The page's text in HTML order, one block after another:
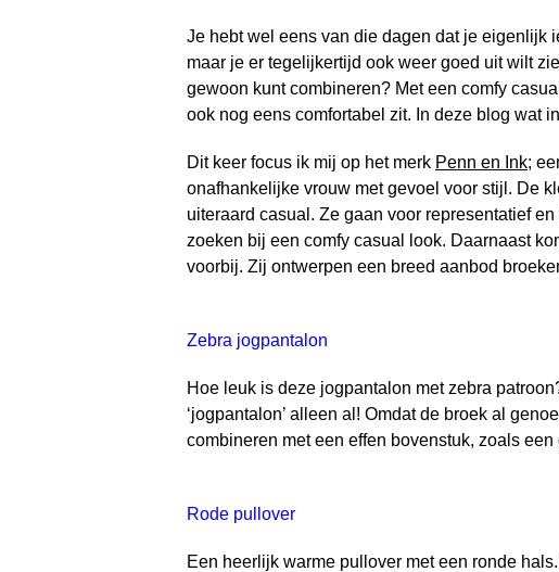
Je hebt wel eens van die dagen dat je eigenlijk
maar je er tegelijkertijd ook weer goed uit wilt
gewoon kunt combineren? Met een comfy
ook nog eens comfortabel zit. In deze blog wat
Dit keer focus ik mij op het merk Penn en Ink;
onafhankelijke vrouw met gevoel voor stijl. De
uiteraard casual. Ze gaan voor representatief
zoeken bij een comfy casual look. Daarnaast
voorbij. Zij ontwerpen een breed aanbod
Zebra jogpantalon
Hoe leuk is deze jogpantalon met zebra
‘jogpantalon’ alleen al! Omdat de broek al
combineren met een effen bovenstuk, zoals
Rode pullover
Een heerlijk warme pullover met een ronde